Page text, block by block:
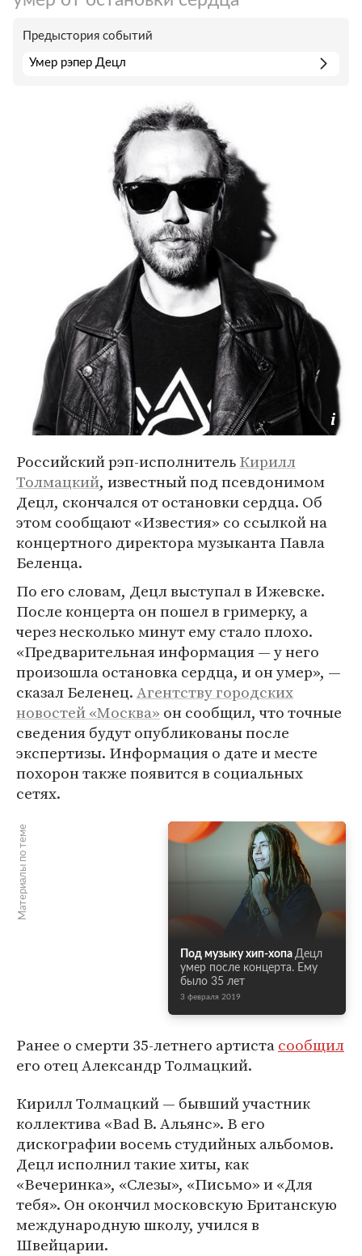
Предыстория событий
Умер рэпер Децл
Российский рэп-исполнительКирилл
Толмацкий, известный под псевдонимом
Децл, скончался от остановки сердца. Об
этом сообщают «Известия» со ссылкой на
концертного директора музыканта Павла
Беленца.
По его словам, Децл выступал в Ижевске.
После концерта он пошел в гримерку, а
через несколько минут ему стало плохо.
«Предварительная информация — у него
произошла остановка сердца, и он умер», —
сказал Беленец.Агентству городских
новостей «Москва» он сообщил, что точные
сведения будут опубликованы после
экспертизы. Информация о дате и месте
похорон также появится в социальных
сетях.
Материалы по теме
Под музыку хип-хопа Децл
умер после концерта. Ему
было 35 лет
3 февраля 2019
Ранее о смерти 35-летнего артистасообщил
его отец Александр Толмацкий.
Кирилл Толмацкий — бывший участник
коллектива «Bad B. Альянс». В его
дискографии восемь студийных альбомов.
Децл исполнил такие хиты, как
«Вечеринка», «Слезы», «Письмо» и «Для
тебя». Он окончил московскую Британскую
международную школу, учился в
Швейцарии.